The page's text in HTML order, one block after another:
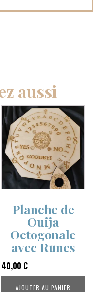
aussi
Planche de
Ouija
Octogonale
avec Runes
40,00€
AJOUTER AU PANIER